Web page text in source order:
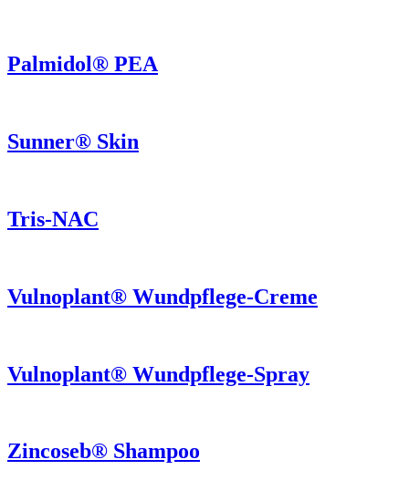
Palmidol® PEA
Sunner® Skin
Tris-NAC
Vulnoplant® Wundpflege-Creme
Vulnoplant® Wundpflege-Spray
Zincoseb® Shampoo